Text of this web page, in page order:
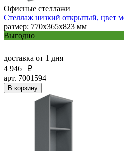
Офисные стеллажи
Стеллаж низкий открытый, цвет
размер: 770х365х823 мм
Выгодно
доставка от 1 дня
4 946
₽
арт. 7001594
В корзину